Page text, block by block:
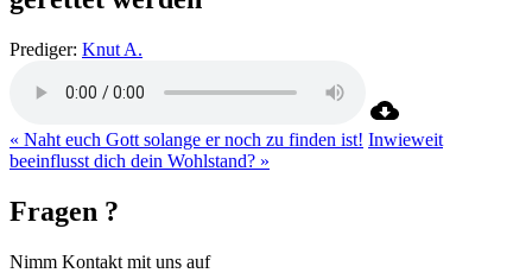
Prediger: Knut A.
« Naht euch Gott solange er noch zu finden ist! Inwieweit
beeinflusst dich dein Wohlstand? »
Fragen ?
Nimm Kontakt mit uns auf